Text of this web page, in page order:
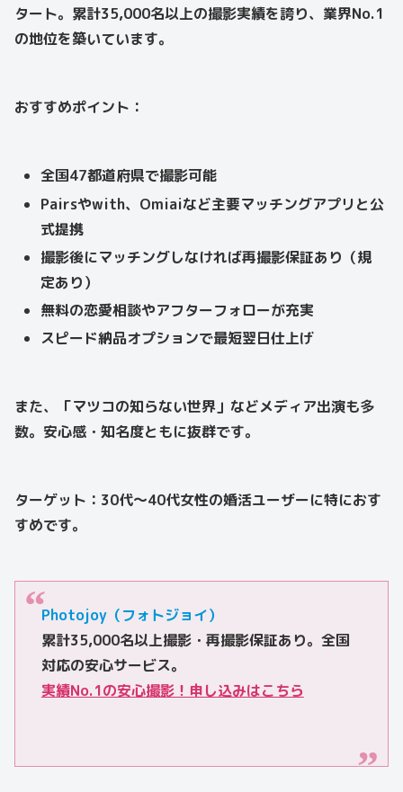
タート。累計35,000名以上の撮影実績を誇り、業界No.1
の地位を築いています。
おすすめポイント：
全国47都道府県で撮影可能
Pairsやwith、Omiaiなど主要マッチングアプリと公
式提携
撮影後にマッチングしなければ再撮影保証あり（規
定あり）
無料の恋愛相談やアフターフォローが充実
スピード納品オプションで最短翌日仕上げ
また、「マツコの知らない世界」などメディア出演も多
数。安心感・知名度ともに抜群です。
ターゲット： 30代～40代女性の婚活ユーザーに特におす
すめです。
Photojoy（フォトジョイ）
累計35,000名以上撮影・再撮影保証あり。全国
対応の安心サービス。
実績No.1の安心撮影！申し込みはこちら